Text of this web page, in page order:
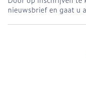
nieuwsbrief en gaat u